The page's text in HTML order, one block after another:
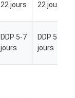
22 jours
22 jours
DDP 5-7
jours
DDP 5-7
jours